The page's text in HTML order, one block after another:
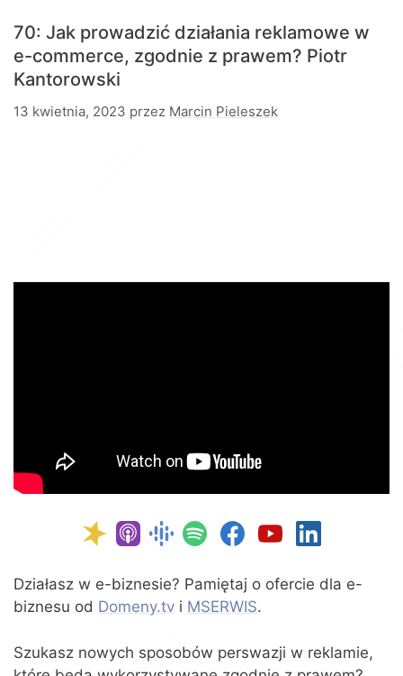
70: Jak prowadzić działania reklamowe w
e-commerce, zgodnie z prawem? Piotr
Kantorowski
13 kwietnia, 2023 przez Marcin Pieleszek
Działasz w e-biznesie? Pamiętaj o ofercie dla e-
biznesu od Domeny.tv i MSERWIS.
Szukasz nowych sposobów perswazji w reklamie,